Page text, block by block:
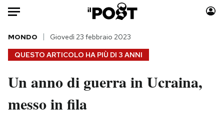
Auto
HOME
Italia
Politica
Moda
QUESTO ARTICOLO HA PIÙ DI 3 ANNI
MONDO Giovedì 23 febbraio 2023
Un anno di guerra in Ucraina,
messo in fila